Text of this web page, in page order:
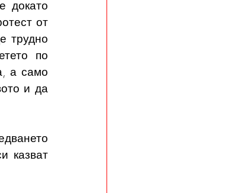
докато
от
трудно
по
а само
и да
казват